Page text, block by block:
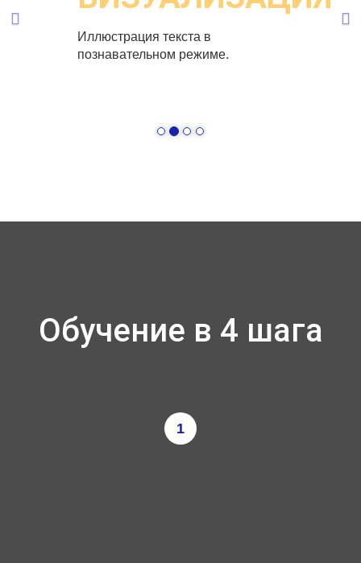
Иллюстрация текста в
познавательном режиме.
Обучение в 4 шага
1